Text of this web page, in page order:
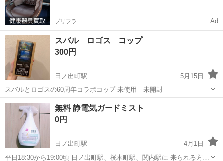
プリフラ Ad
スバル ロゴス コップ
300円
日ノ出町駅
5月15日
スバルとロゴスの60周年コラボコップ 未使用 未開封
神奈川 横浜市 日ノ出町駅 食器 ロゴス
無料 静電気ガードミスト
0円
日ノ出町駅
4月1日
平日18:30から19:00頃 日ノ出町駅、桜木町駅、関内駅に 来られる方